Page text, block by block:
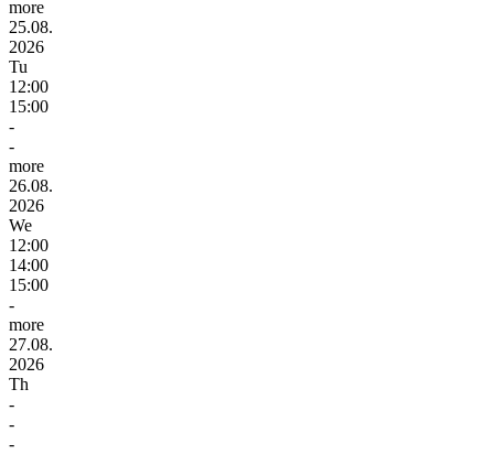
more
25.08.
2026
Tu
12:00
15:00
-
-
more
26.08.
2026
We
12:00
14:00
15:00
-
more
27.08.
2026
Th
-
-
-